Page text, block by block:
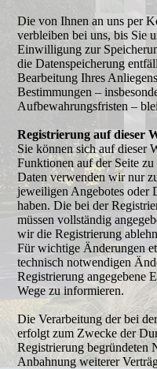
Die von Ihnen an uns per
verbleiben bei uns, bis Sie
Einwilligung zur
die Datenspeicherung
Bearbeitung Ihres
Bestimmungen –
Aufbewahrungsfristen –
Registrierung auf dieser
Sie können sich auf dieser
Funktionen auf der Seite
Daten verwenden wir nur
jeweiligen Angebotes oder
haben. Die bei der
müssen vollständig
wir die Registrierung
Für wichtige Änderungen
technisch notwendigen
Registrierung angegebene
Wege zu informieren.
Die Verarbeitung der bei
erfolgt zum Zwecke der
Registrierung begründeten
Anbahnung weiterer